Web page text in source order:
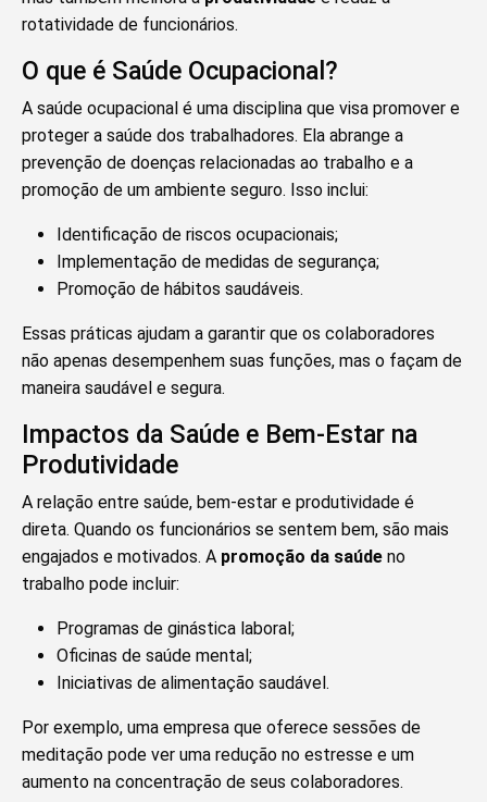
rotatividade de funcionários.
O que é Saúde Ocupacional?
A saúde ocupacional é uma disciplina que visa promover e
proteger a saúde dos trabalhadores. Ela abrange a
prevenção de doenças relacionadas ao trabalho e a
promoção de um ambiente seguro. Isso inclui:
Identificação de riscos ocupacionais;
Implementação de medidas de segurança;
Promoção de hábitos saudáveis.
Essas práticas ajudam a garantir que os colaboradores
não apenas desempenhem suas funções, mas o façam de
maneira saudável e segura.
Impactos da Saúde e Bem-Estar na
Produtividade
A relação entre saúde, bem-estar e produtividade é
direta. Quando os funcionários se sentem bem, são mais
engajados e motivados. A promoção da saúde no
trabalho pode incluir:
Programas de ginástica laboral;
Oficinas de saúde mental;
Iniciativas de alimentação saudável.
Por exemplo, uma empresa que oferece sessões de
meditação pode ver uma redução no estresse e um
aumento na concentração de seus colaboradores.